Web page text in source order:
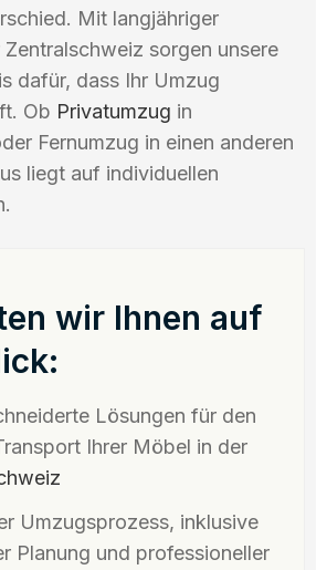
Mit langjähriger
Zentralschweiz sorgen unsere
dafür, dass Ihr Umzug
Ob Privatumzug in
Fernumzug in einen anderen
liegt auf individuellen
wir Ihnen auf
Lösungen für den
Ihrer Möbel in der
Umzugsprozess, inklusive
Planung und professioneller